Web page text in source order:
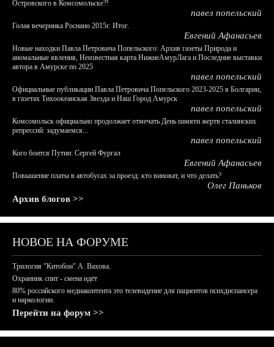
Островского в Комсомольске?!
павел попельский
Голая вечеринка Роснано 2015г. Итог.
Евгений Афанасьев
Новые находки Павла Петровича Попельского: Архив газеты Природа и
аномальные явления, Неизвестная карта НижнеАмурЛага и Последние выставки
автора в Амурске по 2025
павел попельский
Официальные публикации Павла Петровича Попельского 2023-2025 в Болгарии,
в газетах Тихоокеанская Звезда и Наш Город Амурск
павел попельский
Комсомольск официально продолжает отмечать День памяти жертв сталинских
репрессий: задумаемся...
павел попельский
Кого боится Путин: Сергей Фургал
Евгений Афанасьев
Повышение платы в автобусах за проезд: кто виноват, и что делать?
Олег Паньков
Архив блогов >>
НОВОЕ НА ФОРУМЕ
Трилогия "Китобои" А. Вахова.
Охранник спит - смена идёт
80% российского медиаконтента это телевидение для пациентов психдиспансера
и наркологии.
Перейти на форум >>